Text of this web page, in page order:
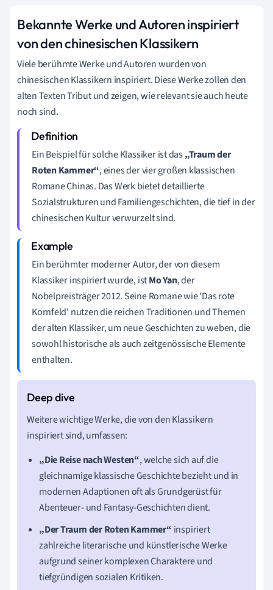
Bekannte Werke und Autoren inspiriert
von den chinesischen Klassikern
Viele berühmte Werke und Autoren wurden von
chinesischen Klassikern inspiriert. Diese Werke zollen den
alten Texten Tribut und zeigen, wie relevant sie auch heute
noch sind.
Ein Beispiel für solche Klassiker ist das„Traum der
Roten Kammer“, eines der vier großen klassischen
Romane Chinas. Das Werk bietet detaillierte
Sozialstrukturen und Familiengeschichten, die tief in der
chinesischen Kultur verwurzelt sind.
Ein berühmter moderner Autor, der von diesem
Klassiker inspiriert wurde, istMo Yan, der
Nobelpreisträger 2012. Seine Romane wie 'Das rote
Kornfeld' nutzen die reichen Traditionen und Themen
der alten Klassiker, um neue Geschichten zu weben, die
sowohl historische als auch zeitgenössische Elemente
enthalten.
Weitere wichtige Werke, die von den Klassikern
inspiriert sind, umfassen:
„Die Reise nach Westen“, welche sich auf die
gleichnamige klassische Geschichte bezieht und in
modernen Adaptionen oft als Grundgerüst für
Abenteuer- und Fantasy-Geschichten dient.
„Der Traum der Roten Kammer“ inspiriert
zahlreiche literarische und künstlerische Werke
aufgrund seiner komplexen Charaktere und
tiefgründigen sozialen Kritiken.